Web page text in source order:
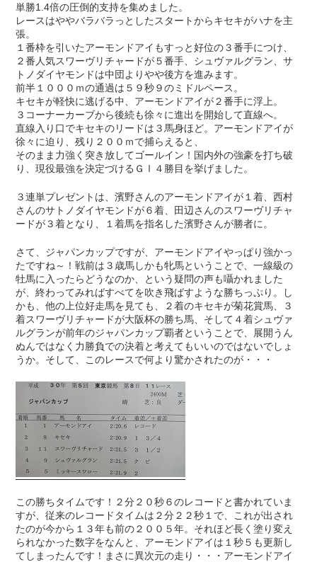
単勝1.4倍の圧倒的支持を集めました。
レースはややバラバラっとしたスタートからキセキがハナを主
張。
１番枠を引いたアーモンドアイもすっと好位の３番手につけ、
２番人気スワーヴリチャードが５番手、シュヴァルグラン、サ
トノダイヤモンドは中団よりやや後方を進みます。
前半１０００ｍの通過は５９秒９のミドルペース。
キセキが軽快に逃げる中、アーモンドアイが２番手に浮上。
３コーナーカーブから後続も徐々に進出を開始して直線へ。
直線入り口でキセキのリードは３馬身ほど。アーモンドアイが
徐々に迫り、残り２００ｍで捕らえると、
そのまま力強く突き放してゴールイン！国内外の強豪を打ち破
り、現役最強を決定づけるＧⅠ４勝目を挙げました。
３連単プレゼントは、濱野さんのアーモンドアイが１着、西村
さんのサトノダイヤモンドが６着、田辺さんのスワーヴリチャ
ードが３着となり、１着馬を指名した濱野さんが勝者に。
さて、ジャパンカップですが、アーモンドアイやっぱり強かっ
たですね～！戦前は３歳馬しかも牝馬ということで、一線級の
牡馬に入ったらどうなのか、という疑問の声も囁かれました
が、終わってみればすべてを吹き飛ばすような勝ちっぷり。し
かも、他の上位好走馬を見ても、２着のキセキが菊花賞馬、３
着スワーヴリチャードが大阪杯の勝ち馬、そして４着シュヴァ
ルグランが前年のジャパンカップ覇者ということで、展開うん
ぬんではなく力勝負での決着と考えてもいいのではないでしょ
うか。そして、このレースで何より驚かされたのが・・・
この勝ちタイムです！２分２０秒６のレコードと書かれていま
すが、従来のレコードタイムは２分２２秒１で、これが出され
たのが今から１３年も前の２００５年。それほど長く塗り変え
られなかった数字をなんと、アーモンドアイは１秒５も更新し
てしまったんです！まさに異次元の走り・・・アーモンドアイ